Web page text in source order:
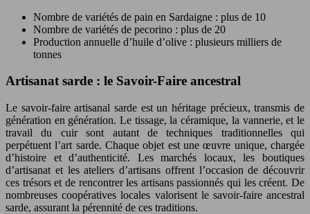
Nombre de variétés de pain en Sardaigne : plus de 10
Nombre de variétés de pecorino : plus de 20
Production annuelle d’huile d’olive : plusieurs milliers de
tonnes
Artisanat sarde : le Savoir-Faire ancestral
Le savoir-faire artisanal sarde est un héritage précieux, transmis de
génération en génération. Le tissage, la céramique, la vannerie, et le
travail du cuir sont autant de techniques traditionnelles qui
perpétuent l’art sarde. Chaque objet est une œuvre unique, chargée
d’histoire et d’authenticité. Les marchés locaux, les boutiques
d’artisanat et les ateliers d’artisans offrent l’occasion de découvrir
ces trésors et de rencontrer les artisans passionnés qui les créent. De
nombreuses coopératives locales valorisent le savoir-faire ancestral
sarde, assurant la pérennité de ces traditions.